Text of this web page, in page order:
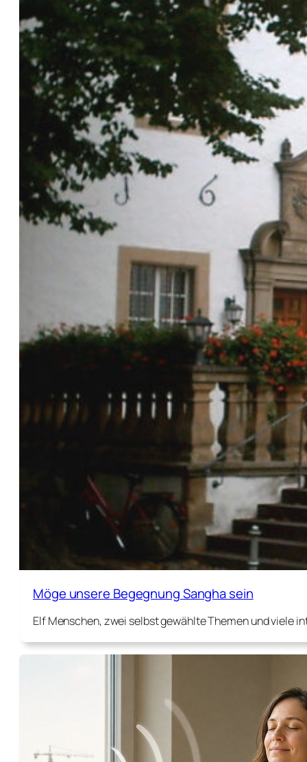
Möge unsere Begegnung Sangha sein
Elf Menschen, zwei selbst gewählte Themen und viele